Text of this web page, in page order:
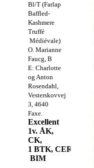
Bl/T (Farlap
Baffled-
Kashmere
Truffé
Médiévale)
O. Marianne
Faucg, B
E: Charlotte
og Anton
Rosendahl,
Vesterskovvej
3, 4640
Faxe.
Excellent
1v. ÅK,
CK,
1 BTK, CERT,
BIM